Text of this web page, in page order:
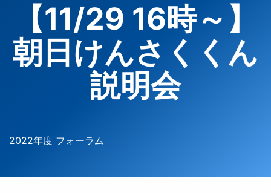
【11/29 16時～】
朝日けんさくくん
説明会
2022年度 フォーラム